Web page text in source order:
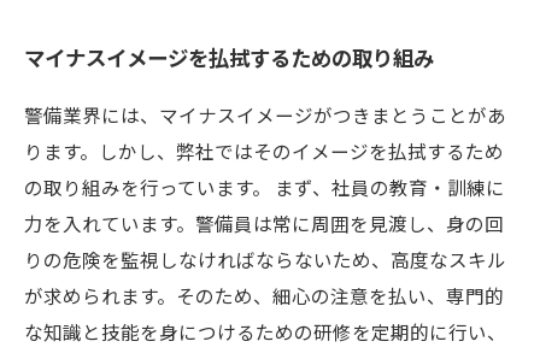
マイナスイメージを払拭するための取り組み
警備業界には、マイナスイメージがつきまとうことがあ
ります。しかし、弊社ではそのイメージを払拭するため
の取り組みを行っています。 まず、社員の教育・訓練に
力を入れています。警備員は常に周囲を見渡し、身の回
りの危険を監視しなければならないため、高度なスキル
が求められます。そのため、細心の注意を払い、専門的
な知識と技能を身につけるための研修を定期的に行い、